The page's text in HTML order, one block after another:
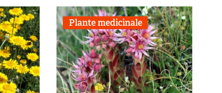
Plante medicinale